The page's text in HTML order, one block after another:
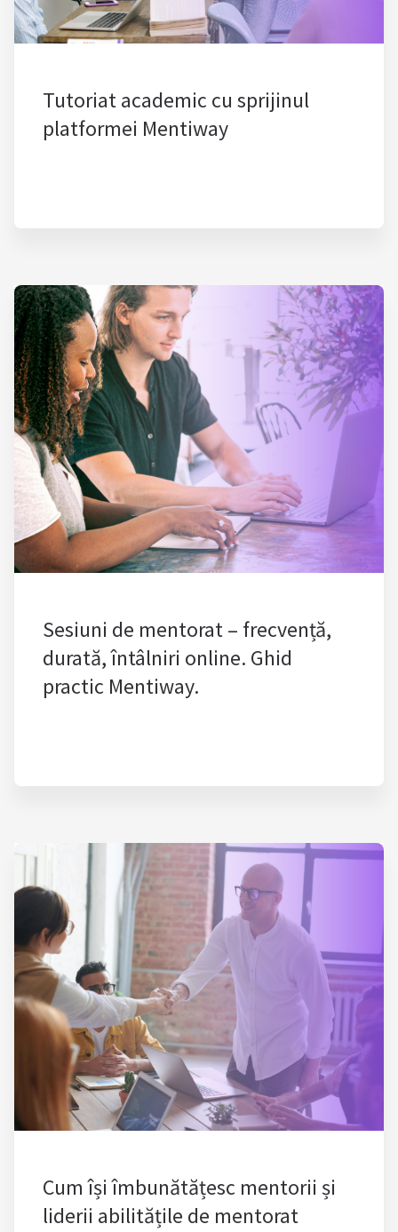
Tutoriat academic cu sprijinul
platformei Mentiway
Sesiuni de mentorat – frecvență,
durată, întâlniri online. Ghid
practic Mentiway.
Cum își îmbunătățesc mentorii și
liderii abilitățile de mentorat